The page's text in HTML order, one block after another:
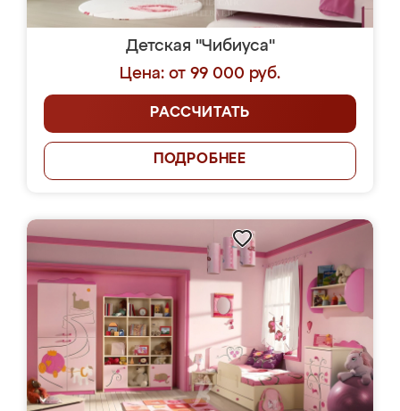
Детская "Чибиуса"
Цена: от 99 000 руб.
РАССЧИТАТЬ
ПОДРОБНЕЕ